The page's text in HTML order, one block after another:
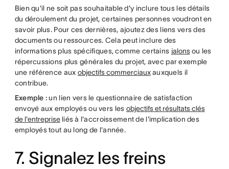
Bien qu'il ne soit pas souhaitable d'y inclure tous les détails
du déroulement du projet, certaines personnes voudront en
savoir plus. Pour ces dernières, ajoutez des liens vers des
documents ou ressources. Cela peut inclure des
informations plus spécifiques, comme certains jalonsou les
répercussions plus générales du projet, avec par exemple
une référence aux objectifs commerciauxauxquels il
contribue.
Exemple :un lien vers le questionnaire de satisfaction
envoyé aux employés ou vers les objectifs et résultats clés
de l'entrepriseliés à l'accroissement de l'implication des
employés tout au long de l'année.
7. Signalez les freins